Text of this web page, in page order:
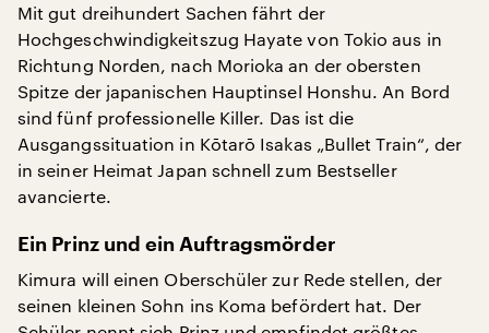
Mit gut dreihundert Sachen fährt der
Hochgeschwindigkeitszug Hayate von Tokio aus in
Richtung Norden, nach Morioka an der obersten
Spitze der japanischen Hauptinsel Honshu. An Bord
sind fünf professionelle Killer. Das ist die
Ausgangssituation in Kōtarō Isakas „Bullet Train“, der
in seiner Heimat Japan schnell zum Bestseller
avancierte.
Ein Prinz und ein Auftragsmörder
Kimura will einen Oberschüler zur Rede stellen, der
seinen kleinen Sohn ins Koma befördert hat. Der